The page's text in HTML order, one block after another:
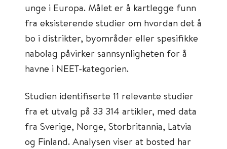
unge i Europa. Målet er å kartlegge funn
fra eksisterende studier om hvordan det å
bo i distrikter, byområder eller spesifikke
nabolag påvirker sannsynligheten for å
havne i NEET-kategorien.
Studien identifiserte 11 relevante studier
fra et utvalg på 33 314 artikler, med data
fra Sverige, Norge, Storbritannia, Latvia
og Finland. Analysen viser at bosted har